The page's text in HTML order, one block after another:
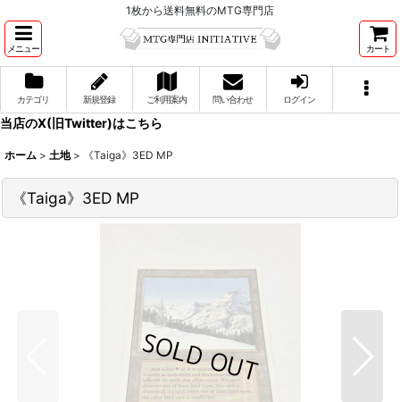
1枚から送料無料のMTG専門店
メニュー カート
カテゴリ 新規登録 ご利用案内 問い合わせ ログイン
当店のX(旧Twitter)はこちら
ホーム > 土地 > 《Taiga》3ED MP
《Taiga》3ED MP